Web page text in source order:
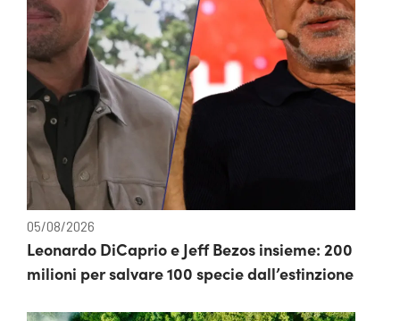
05/08/2026
Leonardo DiCaprio e Jeff Bezos insieme: 200
milioni per salvare 100 specie dall’estinzione